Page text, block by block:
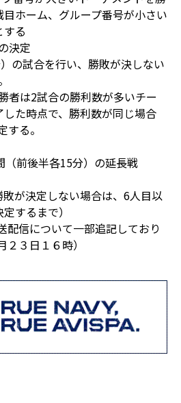
ホーム、グループ番号が小さい
る
決定
の試合を行い、勝敗が決しない
者は2試合の勝利数が多いチー
た時点で、勝利数が同じ場合
る。
前後半各15分）の延長戦
敗が決定しない場合は、6人目以
するまで）
信について一部追記しており
３日１６時）